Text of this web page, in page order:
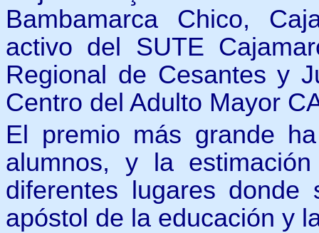
Bambamarca Chico,
activo del SUTE
Regional de Cesantes y
Centro del Adulto Mayor
El premio más grande
alumnos, y la
diferentes lugares donde
apóstol de la educación y